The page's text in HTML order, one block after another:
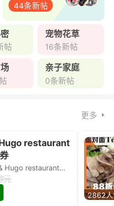
44条新帖
帖
宠物花草
16条新帖
亲子家庭
0条新帖
更多
restaurant
巴黎Yinan & Hugo restaurant除简餐类全场8折
元
2862